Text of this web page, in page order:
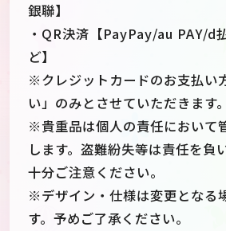
銀聯】
・QR決済【PayPay/au PAY/d
ど】
※クレジットカードのお支払い
い」のみとさせていただきます。
※貴重品は個人の責任において
します。盗難紛失等は責任を負
十分ご注意ください。
※デザイン・仕様は変更となる
す。予めご了承ください。